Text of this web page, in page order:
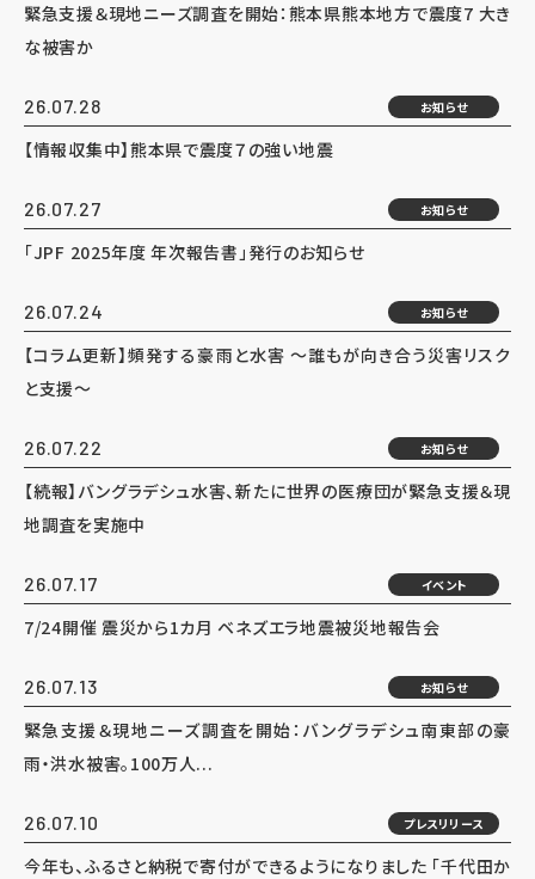
緊急支援＆現地ニーズ調査を開始：熊本県熊本地方で震度7 大き
な被害か
26.07.28 お知らせ
【情報収集中】熊本県で震度７の強い地震
26.07.27 お知らせ
「JPF 2025年度 年次報告書」発行のお知らせ
26.07.24 お知らせ
【コラム更新】頻発する豪雨と水害 ～誰もが向き合う災害リスク
と支援～
26.07.22 お知らせ
【続報】バングラデシュ水害、新たに世界の医療団が緊急支援＆現
地調査を実施中
26.07.17 イベント
7/24開催 震災から1カ月 ベネズエラ地震被災地報告会
26.07.13 お知らせ
緊急支援＆現地ニーズ調査を開始：バングラデシュ南東部の豪
雨・洪水被害。100万人...
26.07.10 プレスリリース
今年も、ふるさと納税で寄付ができるようになりました 「千代田か